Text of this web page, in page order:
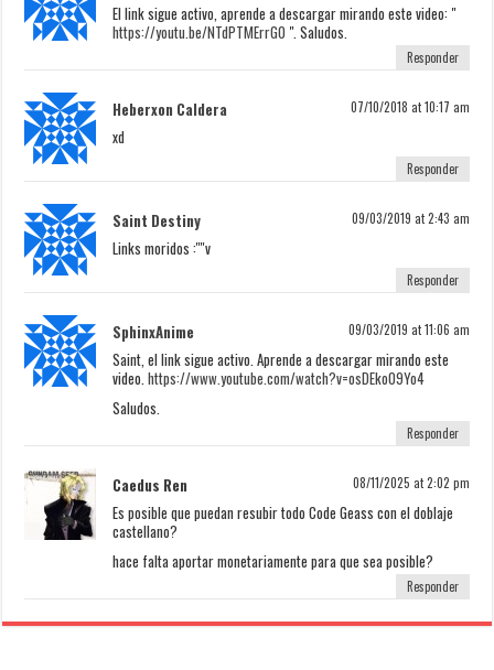
El link sigue activo, aprende a descargar mirando este video: "
https://youtu.be/NTdPTMErrG0 ". Saludos.
Responder
Heberxon Caldera 07/10/2018 at 10:17 am
xd
Responder
Saint Destiny 09/03/2019 at 2:43 am
Links moridos :''''v
Responder
SphinxAnime 09/03/2019 at 11:06 am
Saint, el link sigue activo. Aprende a descargar mirando este
video.https://www.youtube.com/watch?v=osDEko09Yo4
Saludos.
Responder
Caedus Ren 08/11/2025 at 2:02 pm
Es posible que puedan resubir todo Code Geass con el doblaje
castellano?
hace falta aportar monetariamente para que sea posible?
Responder